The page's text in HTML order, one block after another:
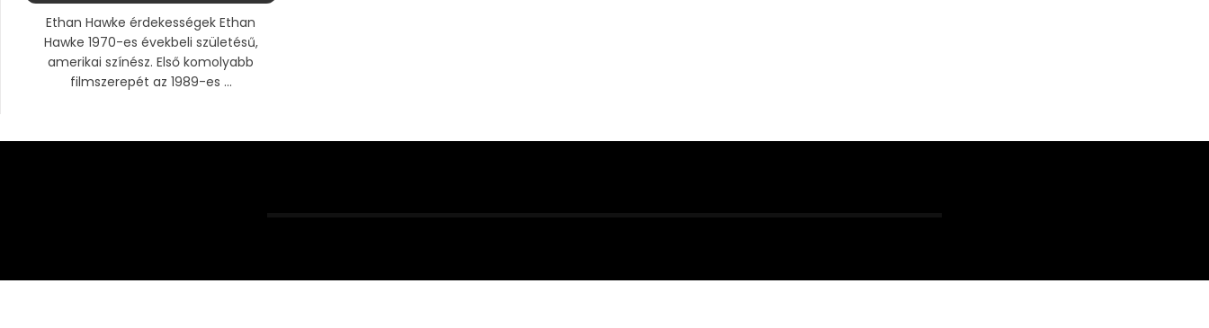
Ethan Hawke érdekességek Ethan
Hawke 1970-es évekbeli születésű,
amerikai színész. Első komolyabb
filmszerepét az 1989-es ...